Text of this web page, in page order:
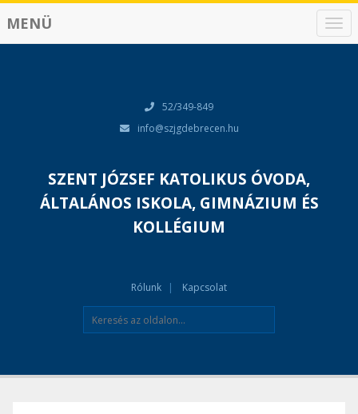
N
a
MENÜ
52/349-849
info@szjgdebrecen.hu
SZENT JÓZSEF KATOLIKUS ÓVODA,
ÁLTALÁNOS ISKOLA, GIMNÁZIUM ÉS
KOLLÉGIUM
Rólunk Kapcsolat